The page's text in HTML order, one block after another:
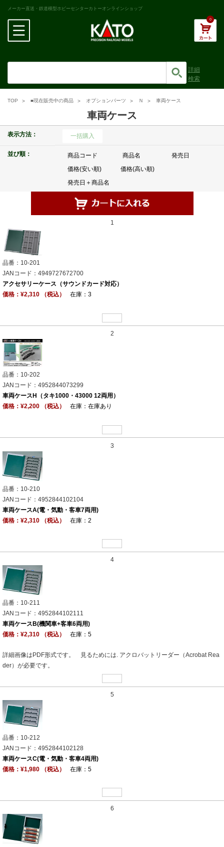
メーカー直送・鉄道模型ホビーセンターカトーオンラインショップ
0
詳細
検索
TOP ■現在販売中の商品 オプションパーツ Ｎ 車両ケース
車両ケース
表示方法： 一括購入
並び順： 商品コード 商品名
発売日
価格(安い順)
価格(高い順)
発売日＋商品名
1
品番：10-201
JANコード：4949727672700
アクセサリーケース（サウンドカード対応）
価格：¥2,310 （税込）
在庫：3
2
品番：10-202
JANコード：4952844073299
車両ケースH（タキ1000・43000 12両用）
価格：¥2,200 （税込）
在庫：在庫あり
3
品番：10-210
JANコード：4952844102104
車両ケースA(電・気動・客車7両用)
価格：¥2,310 （税込）
在庫：2
4
品番：10-211
JANコード：4952844102111
車両ケースB(機関車+客車6両用)
価格：¥2,310 （税込）
在庫：5
詳細画像はPDF形式です。 見るためには. アクロバットリーダー（Acrobat Rea
der）が必要です。
5
品番：10-212
JANコード：4952844102128
車両ケースC(電・気動・客車4両用)
価格：¥1,980 （税込）
在庫：5
6